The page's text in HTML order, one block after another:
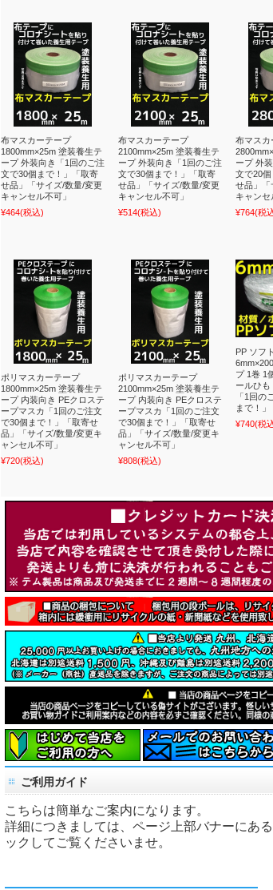
布マスカーテープ
1800mm×25m 塗装養生テ
ープ 外装向き「1回のご注
文で30個まで！」「取寄
せ品」「サイズ/数量/変更
キャンセル不可」
¥464(税込)
布マスカーテープ
2100mm×25m 塗装養生テ
ープ 外装向き「1回のご注
文で30個まで！」「取寄
せ品」「サイズ/数量/変更
キャンセル不可」
¥514(税込)
布マスカ
ープ 外
文で20
せ品」「
キャンセ
¥764(税
ポリマスカーテープ
1800mm×25m 塗装養生テ
ープ 内装向き PEクロステ
ープマスカ「1回のご注文
で30個まで！」「取寄せ
品」「サイズ/数量/変更キ
ャンセル不可」
¥720(税込)
ポリマスカーテープ
2100mm×25m 塗装養生テ
ープ 内装向き PEクロステ
ープマスカ「1回のご注文
で30個まで！」「取寄せ
品」「サイズ/数量/変更キ
ャンセル不可」
¥808(税込)
PP ソフ
プ 1巻 1
ールひ
「1回の
まで！」
¥740(税
ご利用ガイド
こちらは簡単なご案内になります。
詳細につきましては、ページ上部バナーにある
ックしてご覧くださいませ。